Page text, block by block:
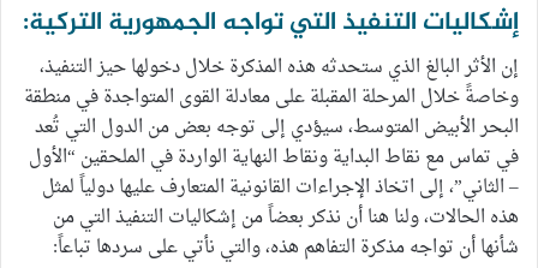
إشكاليات التنفيذ التي تواجه الجمهورية التركية:
إن الأثر البالغ الذي ستحدثه هذه المذكرة خلال دخولها حيز التنفيذ،
وخاصةً خلال المرحلة المقبلة على معادلة القوى المتواجدة في منطقة
البحر الأبيض المتوسط، سيؤدي إلى توجه بعض من الدول التي تُعد
في تماس مع نقاط البداية ونقاط النهاية الواردة في الملحقين “الأول
– الثاني”، إلى اتخاذ الإجراءات القانونية المتعارف عليها دولياً لمثل
هذه الحالات، ولنا هنا أن نذكر بعضاً من إشكاليات التنفيذ التي من
شأنها أن تواجه مذكرة التفاهم هذه، والتي نأتي على سردها تباعاً: